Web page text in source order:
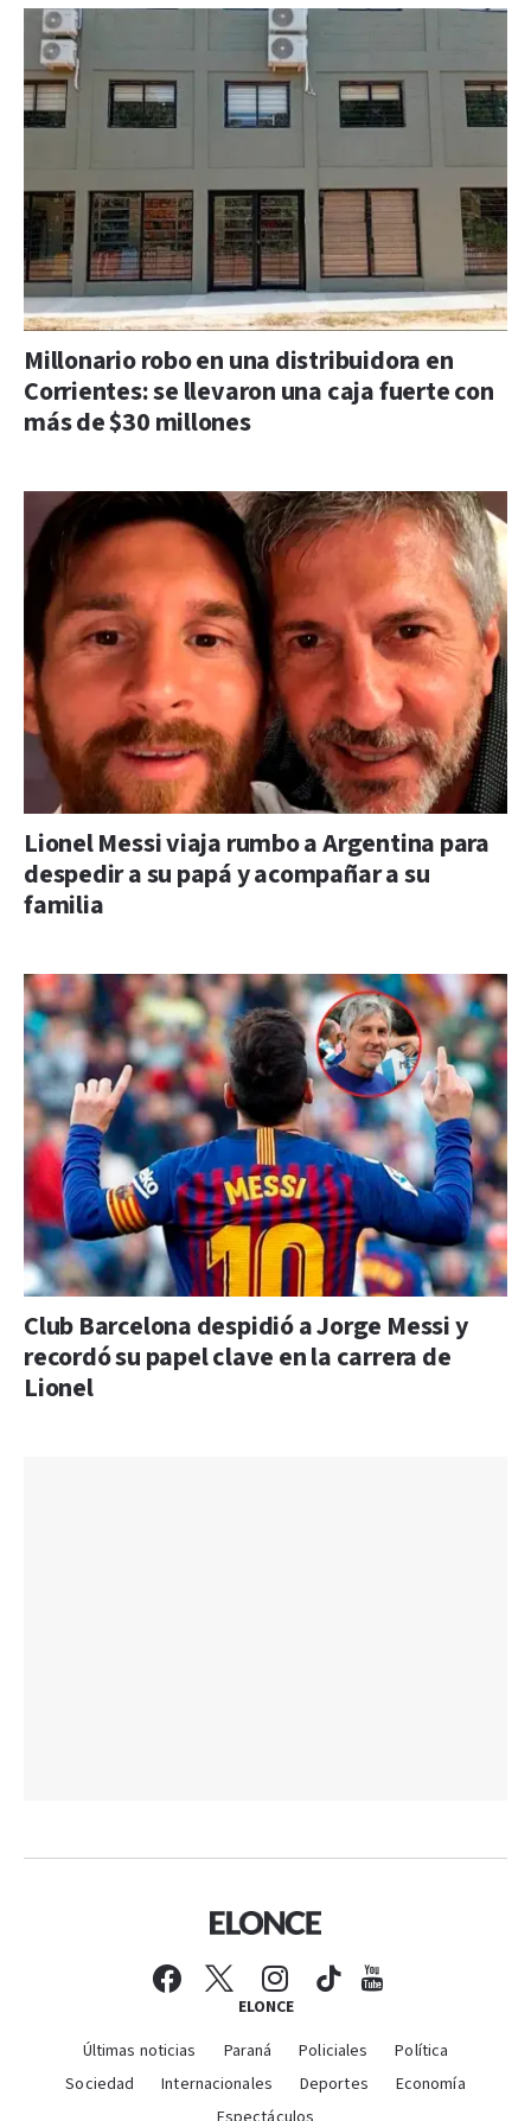
Millonario robo en una distribuidora en
Corrientes: se llevaron una caja fuerte con
más de $30 millones
Lionel Messi viaja rumbo a Argentina para
despedir a su papá y acompañar a su
familia
Club Barcelona despidió a Jorge Messi y
recordó su papel clave en la carrera de
Lionel
ELONCE
Últimas noticias Paraná Policiales
Política
Sociedad
Internacionales Deportes
Economía